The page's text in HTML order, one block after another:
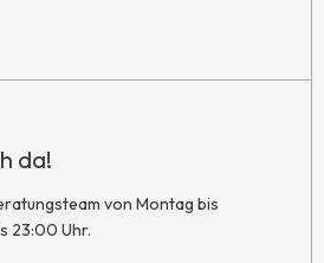
da!
von Montag bis
23:00 Uhr.